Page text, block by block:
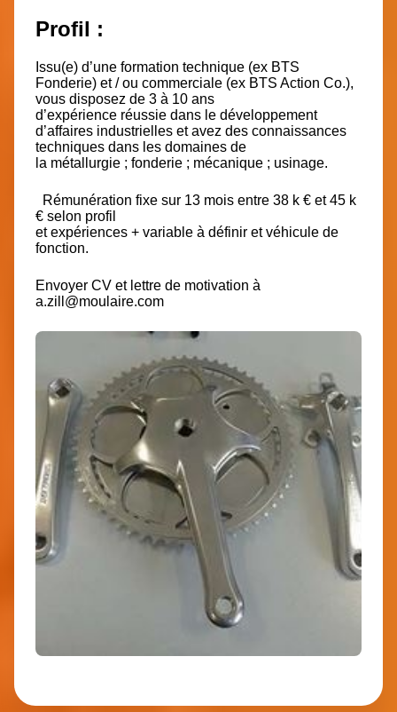
Profil :
Issu(e) d’une formation technique (ex BTS
Fonderie) et / ou commerciale (ex BTS Action Co.),
vous disposez de 3 à 10 ans
d’expérience réussie dans le développement
d’affaires industrielles et avez des connaissances
techniques dans les domaines de
la métallurgie ; fonderie ; mécanique ; usinage.
Rémunération fixe sur 13 mois entre 38 k € et 45 k
€ selon profil
et expériences + variable à définir et véhicule de
fonction.
Envoyer CV et lettre de motivation à
a.zill@moulaire.com